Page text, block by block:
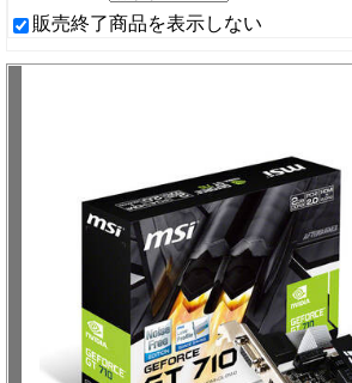
販売終了商品を表示しない